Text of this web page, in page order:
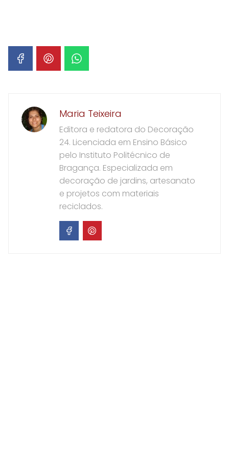
Maria Teixeira
Editora e redatora do Decoração
24. Licenciada em Ensino Básico
pelo Instituto Politécnico de
Bragança. Especializada em
decoração de jardins, artesanato
e projetos com materiais
reciclados.